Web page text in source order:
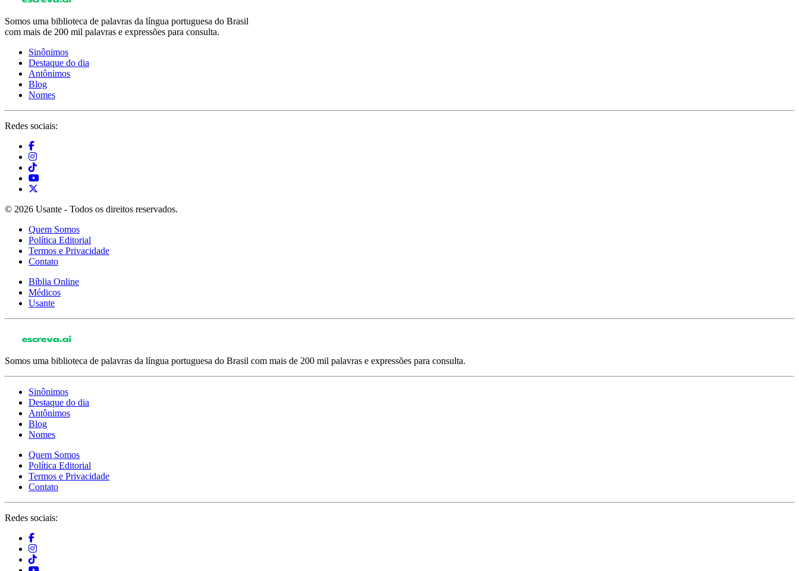
Somos uma biblioteca de palavras da língua portuguesa do Brasil
com mais de 200 mil palavras e expressões para consulta.
Sinônimos
Destaque do dia
Antônimos
Blog
Nomes
Redes sociais:
© 2026 Usante - Todos os direitos reservados.
Quem Somos
Política Editorial
Termos e Privacidade
Contato
Bíblia Online
Médicos
Usante
Somos uma biblioteca de palavras da língua portuguesa do Brasil com mais de 200 mil palavras e expressões para consulta.
Sinônimos
Destaque do dia
Antônimos
Blog
Nomes
Quem Somos
Política Editorial
Termos e Privacidade
Contato
Redes sociais: